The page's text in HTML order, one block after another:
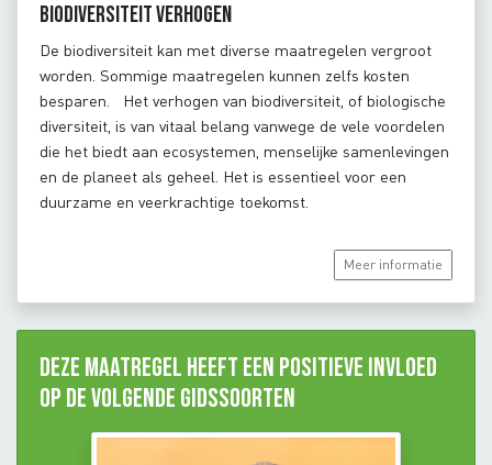
Biodiversiteit verhogen
De biodiversiteit kan met diverse maatregelen vergroot
worden. Sommige maatregelen kunnen zelfs kosten
besparen. Het verhogen van biodiversiteit, of biologische
diversiteit, is van vitaal belang vanwege de vele voordelen
die het biedt aan ecosystemen, menselijke samenlevingen
en de planeet als geheel. Het is essentieel voor een
duurzame en veerkrachtige toekomst.
Meer informatie
Deze maatregel heeft een positieve invloed
op de volgende gidssoorten